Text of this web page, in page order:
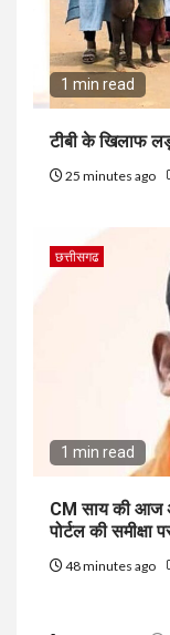
1 min read
टीबी के खिलाफ
25 minutes ago
छत्तीसगढ
1 min read
CM साय की आज
पोर्टल की समीक्षा
48 minutes ago